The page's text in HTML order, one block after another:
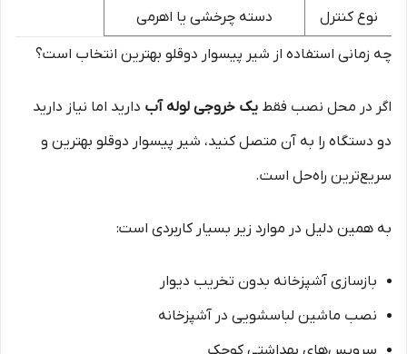
نوع کنترل دسته چرخشی یا اهرمی
چه زمانی استفاده از شیر پیسوار دوقلو بهترین انتخاب است؟
اگر در محل نصب فقط یک خروجی لوله آب دارید اما نیاز دارید
دو دستگاه را به آن متصل کنید، شیر پیسوار دوقلو بهترین و
سریع‌ترین راه‌حل است.
به همین دلیل در موارد زیر بسیار کاربردی است:
بازسازی آشپزخانه بدون تخریب دیوار
نصب ماشین لباسشویی در آشپزخانه
سرویس‌های بهداشتی کوچک